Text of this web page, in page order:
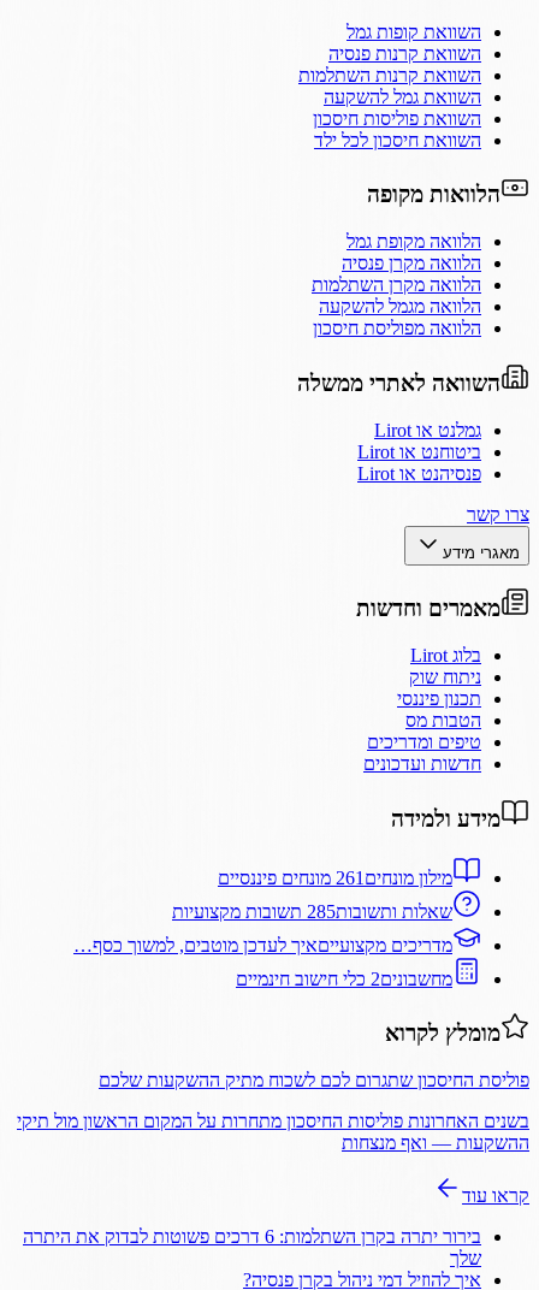
השוואת קופות גמל
השוואת קרנות פנסיה
השוואת קרנות השתלמות
השוואת גמל להשקעה
השוואת פוליסות חיסכון
השוואת חיסכון לכל ילד
הלוואות מקופה
הלוואה מקופת גמל
הלוואה מקרן פנסיה
הלוואה מקרן השתלמות
הלוואה מגמל להשקעה
הלוואה מפוליסת חיסכון
השוואה לאתרי ממשלה
גמלנט או Lirot
ביטוחנט או Lirot
פנסיהנט או Lirot
צרו קשר
מאגרי מידע
מאמרים וחדשות
בלוג Lirot
ניתוח שוק
תכנון פיננסי
הטבות מס
טיפים ומדריכים
חדשות ועדכונים
מידע ולמידה
מילון מונחים 261 מונחים פיננסיים
שאלות ותשובות285 תשובות מקצועיות
מדריכים מקצועייםאיך לעדכן מוטבים, למשוך כסף…
מחשבונים2 כלי חישוב חינמיים
מומלץ לקרוא
פוליסת החיסכון שתגרום לכם לשכוח מתיק ההשקעות שלכם
בשנים האחרונות פוליסות החיסכון מתחרות על המקום הראשון מול תיקי
ההשקעות — ואף מנצחות
קראו עוד
בירור יתרה בקרן השתלמות: 6 דרכים פשוטות לבדוק את היתרה
שלך
איך להוזיל דמי ניהול בקרן פנסיה?